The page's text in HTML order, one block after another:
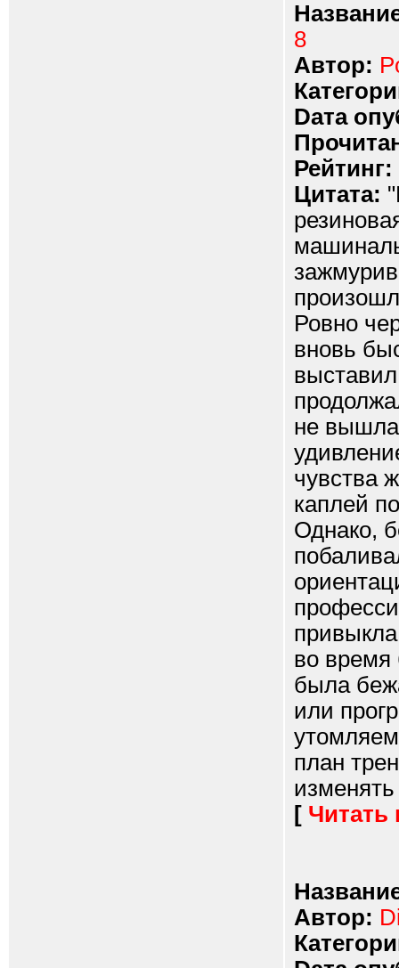
8
Автор:
Dата
Рейтинг:
Цитата:
Ровно
вновь
не вышла
чувства
каплей
Однако,
во время
была
или
план
[ Читать
Автор: